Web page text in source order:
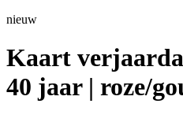
nieuw
Kaart
40 jaar | roze/